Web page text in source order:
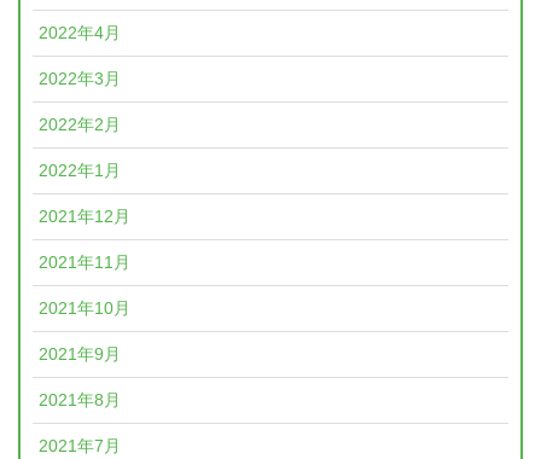
2022年4月
2022年3月
2022年2月
2022年1月
2021年12月
2021年11月
2021年10月
2021年9月
2021年8月
2021年7月